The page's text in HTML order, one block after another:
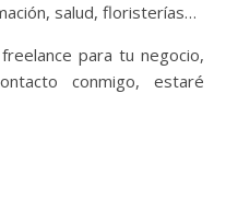
salud, floristerías…
para tu negocio,
conmigo, estaré